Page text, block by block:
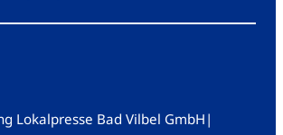
Lokalpresse Bad Vilbel GmbH |